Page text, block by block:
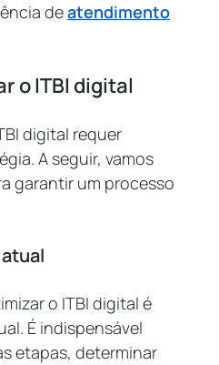
deatendimento
o ITBI digital
digital requer
A seguir, vamos
garantir um processo
o ITBI digital é
É indispensável
etapas, determinar